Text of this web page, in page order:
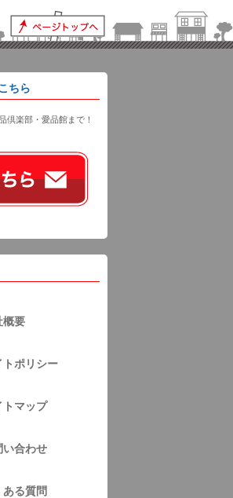
ちら
倶楽部・愛品館まで！
概要
トポリシー
トマップ
い合わせ
ある質問